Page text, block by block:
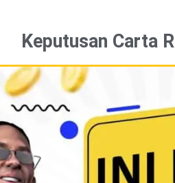
Keputusan Carta